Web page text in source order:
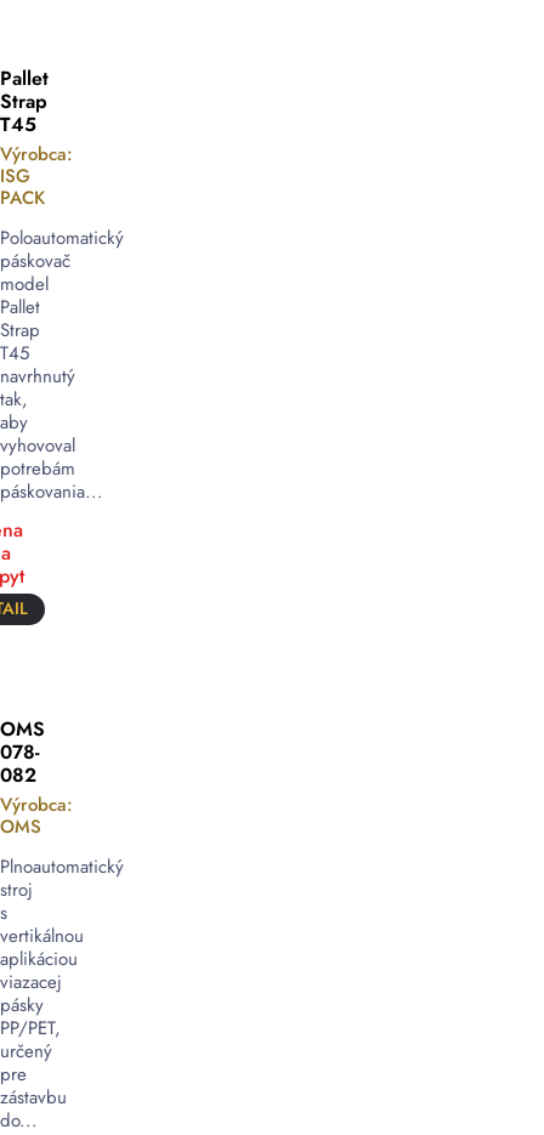
Pallet
Strap
T45
Výrobca:
ISG
PACK
Poloautomatický
páskovač
model
Pallet
Strap
T45
navrhnutý
tak,
aby
vyhovoval
potrebám
páskovania...
OMS
078-
082
Výrobca:
OMS
Plnoautomatický
stroj
s
vertikálnou
aplikáciou
viazacej
pásky
PP/PET,
určený
pre
zástavbu
do...